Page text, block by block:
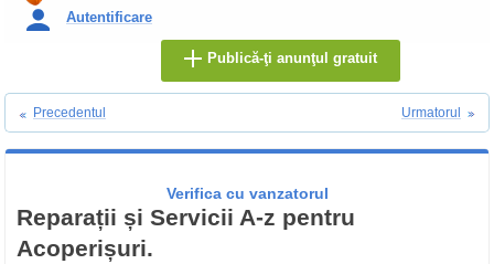
Autentificare
Publică-ţi anunţul gratuit
Precedentul Urmatorul
Verifica cu vanzatorul
Reparații și Servicii A-z pentru
Acoperișuri.